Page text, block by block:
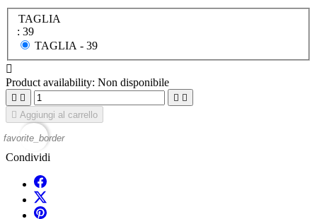
TAGLIA
: 39
TAGLIA - 39

Product availability: Non disponibile
   
 Aggiungi al carrello
favorite_border
Condividi